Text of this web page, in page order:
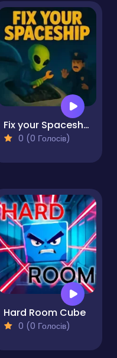
Fix your Spaceship
0 (0 Голосів)
Hard Room Cube
0 (0 Голосів)